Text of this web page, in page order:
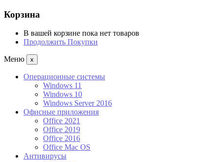
Корзина
В вашей корзине пока нет товаров
Продолжить Покупки
Меню x
Операционные системы
Windows 11
Windows 10
Windows Server 2016
Офисные приложения
Office 2021
Office 2019
Office 2016
Office Mac OS
Антивирусы